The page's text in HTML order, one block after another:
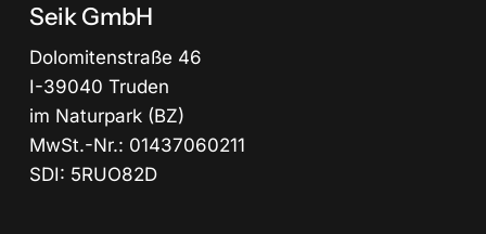
Seik GmbH
Dolomitenstraße 46
I-39040 Truden
im Naturpark (BZ)
MwSt.-Nr.: 01437060211
SDI: 5RUO82D